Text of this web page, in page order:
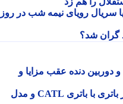
رویای نیمه شب در روز
شد؟
دنده عقب مزایا و
Arcfox Beta T1 نسخه تعویض پذیر باتری با باتری CATL و مدل